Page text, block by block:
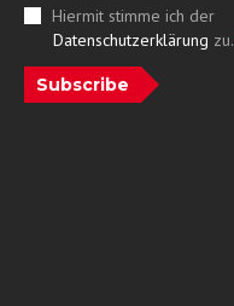
Hiermit stimme ich der
Datenschutzerklärung zu.
Subscribe